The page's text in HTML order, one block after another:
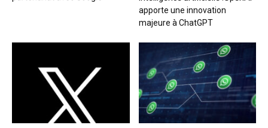
apporte une innovation
majeure à ChatGPT